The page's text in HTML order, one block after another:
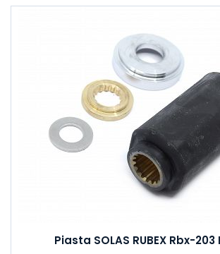
Piasta SOLAS RUBEX Rbx-203